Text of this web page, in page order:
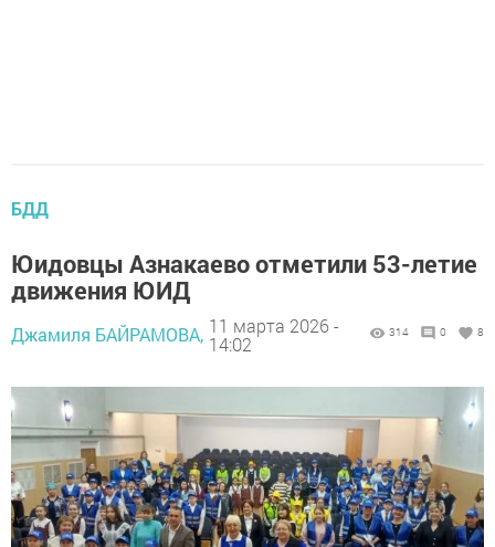
БДД
Юидовцы Азнакаево отметили 53-летие
движения ЮИД
Джамиля БАЙРАМОВА, 11 марта 2026 -
14:02
314 0 8